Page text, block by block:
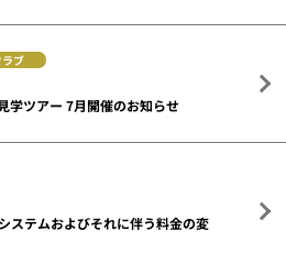
ブ
学ツアー 7月開催のお知らせ
ステムおよびそれに伴う料金の変